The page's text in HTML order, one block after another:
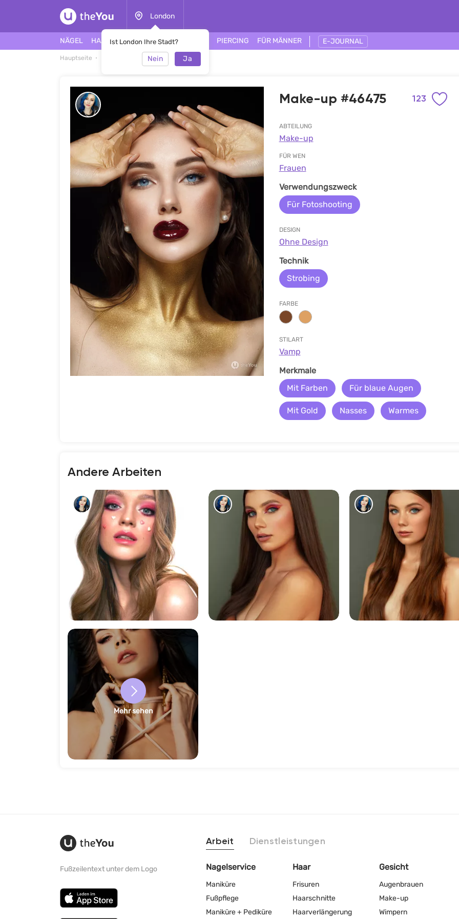
London
Ist London Ihre Stadt?
Nein Ja
NÄGEL HAARE GESICHT TÄTOWIERUNG PIERCING FÜR MÄNNER E-JOURNAL
Hauptseite Make-up #46475
Make-up #46475 123
ABTEILUNG
Make-up
FÜR WEN
Frauen
Verwendungszweck
Für Fotoshooting
DESIGN
Ohne Design
Technik
Strobing
FARBE
STILART
Vamp
Merkmale
Mit Farben
Für blaue Augen
Mit Gold Nasses Warmes
Andere Arbeiten
4684 3946 4225
Mehr sehen
Fußzeilentext unter dem Logo
Arbeit Dienstleistungen
Nagelservice
Maniküre
Fußpflege
Maniküre + Pediküre
Haar
Frisuren
Haarschnitte
Haarverlängerung
Gesicht
Augenbrauen
Make-up
Wimpern